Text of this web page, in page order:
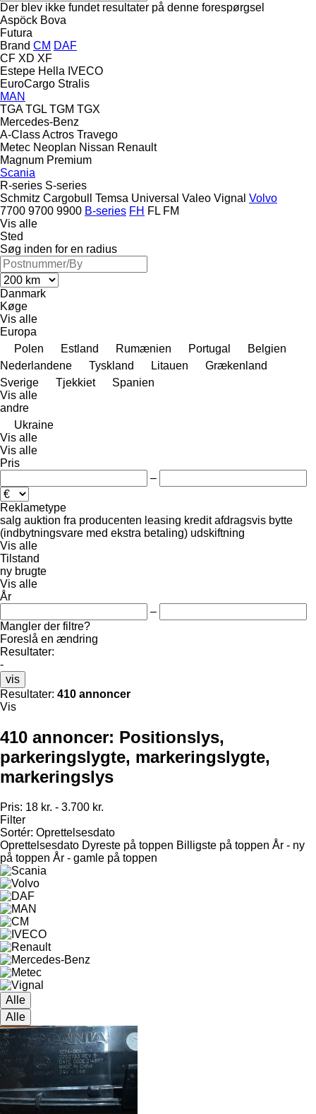
Der blev ikke fundet resultater på denne forespørgsel
Aspöck Bova
Futura
Brand CM DAF
CF XD XF
Estepe Hella IVECO
EuroCargo Stralis
MAN
TGA TGL TGM TGX
Mercedes-Benz
A-ClassActros Travego
Metec Neoplan Nissan Renault
Magnum Premium
Scania
R-series S-series
Schmitz Cargobull
Temsa Universal Valeo Vignal Volvo
7700 9700 9900 B-series FH FL FM
Vis alle
Sted
Søg inden for en radius
Danmark
Køge
Vis alle
Europa
Polen
Estland Rumænien Portugal
Belgien
Nederlandene
Tyskland Litauen
Grækenland
Sverige
Tjekkiet
Spanien
Vis alle
andre
Ukraine
Vis alle
Vis alle
Pris
–
Reklametype
salg auktion fra producenten leasing kredit afdragsvis bytte
(indbytningsvare med ekstra betaling) udskiftning
Vis alle
Tilstand
ny brugte
Vis alle
År
–
Mangler der filtre?
Foreslå en ændring
Resultater:
-
vis
Resultater: 410 annoncer
Vis
410 annoncer: Positionslys,
parkeringslygte, markeringslygte,
markeringslys
Pris: 18 kr. - 3.700 kr.
Filter
Sortér: Oprettelsesdato
Oprettelsesdato Dyreste på toppen Billigste på toppen År - ny
på toppen År - gamle på toppen
Alle
Alle